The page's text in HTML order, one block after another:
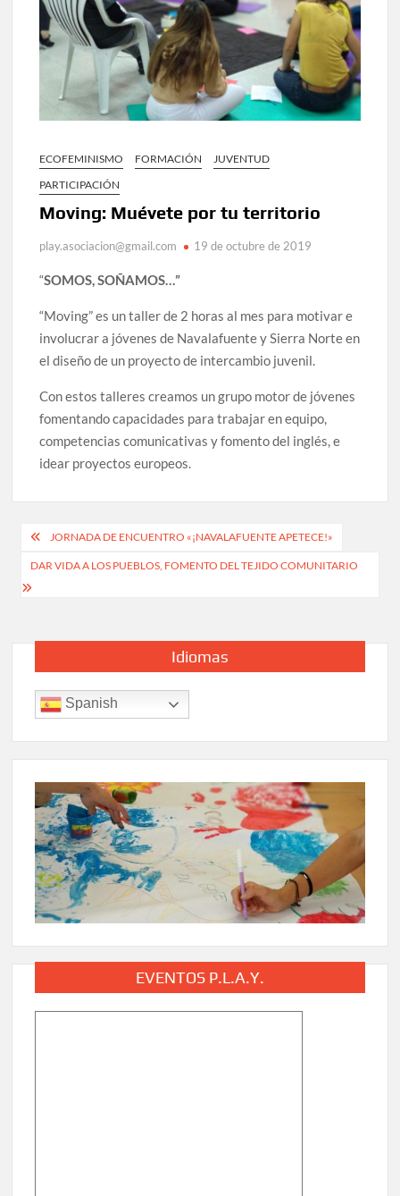
ECOFEMINISMO FORMACIÓN
JUVENTUD
PARTICIPACIÓN
Moving: Muévete por tu territorio
play.asociacion@gmail.com 19 de octubre de 2019
“SOMOS, SOÑAMOS…”
“Moving” es un taller de 2 horas al mes para motivar e
involucrar a jóvenes de Navalafuente y Sierra Norte en
el diseño de un proyecto de intercambio juvenil.
Con estos talleres creamos un grupo motor de jóvenes
fomentando capacidades para trabajar en equipo,
competencias comunicativas y fomento del inglés, e
idear proyectos europeos.
Navegación
de
entradas
JORNADA DE ENCUENTRO «¡NAVALAFUENTE APETECE!»
DAR VIDA A LOS PUEBLOS, FOMENTO DEL TEJIDO COMUNITARIO
Idiomas
Spanish
EVENTOS P.L.A.Y.